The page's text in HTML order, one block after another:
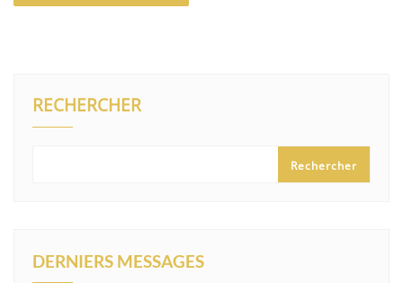
RECHERCHER
Rechercher
DERNIERS MESSAGES